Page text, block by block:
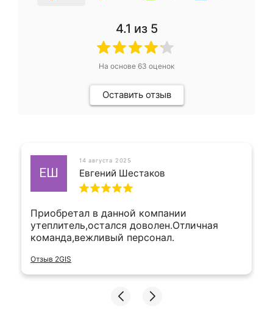
4.1 из 5
На основе 63 оценок
Оставить отзыв
ЕШ
14 августа 2025
Евгений Шестаков
Приобретал в данной компании
утеплитель,остался доволен.Отличная
команда,вежливый персонал.
Отзыв 2GIS